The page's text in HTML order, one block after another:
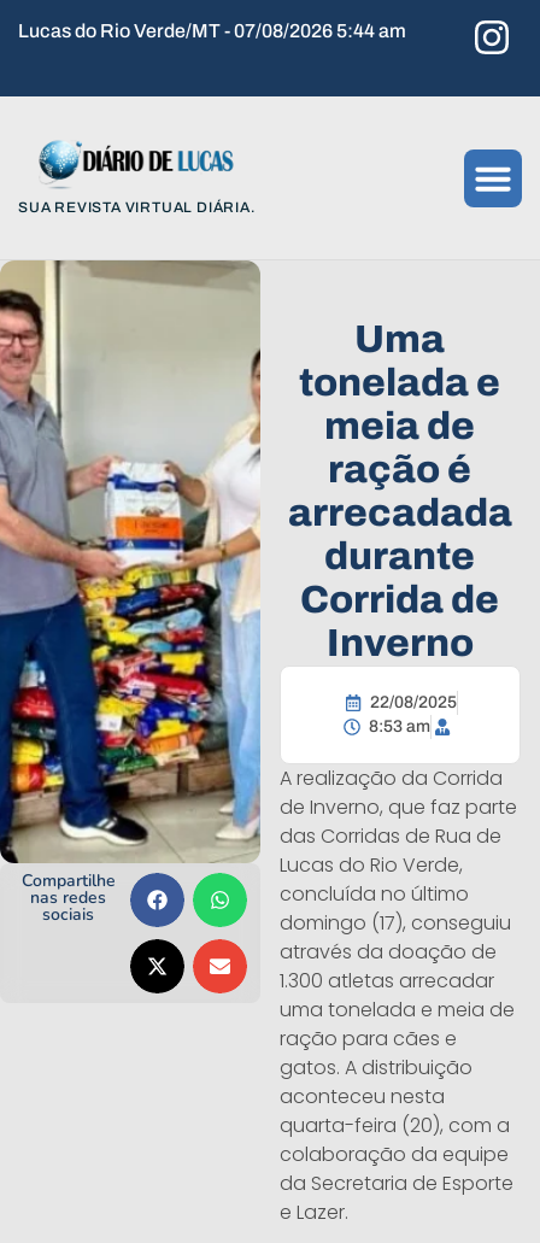
Lucas do Rio Verde/MT - 07/08/2026 5:44 am
SUA REVISTA VIRTUAL DIÁRIA.
Compartilhe
nas redes
sociais
Uma
tonelada e
meia de
ração é
arrecadada
durante
Corrida de
Inverno
22/08/2025
8:53 am
A realização da Corrida
de Inverno, que faz parte
das Corridas de Rua de
Lucas do Rio Verde,
concluída no último
domingo (17), conseguiu
através da doação de
1.300 atletas arrecadar
uma tonelada e meia de
ração para cães e
gatos. A distribuição
aconteceu nesta
quarta-feira (20), com a
colaboração da equipe
da Secretaria de Esporte
e Lazer.